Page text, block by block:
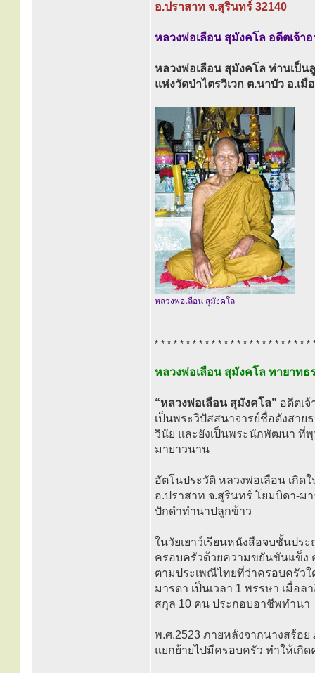
อ.ปราสาท จ.สุรินทร์ 32140
หลวงพ่อเลือน สุมังคโล อดีตเจ้า
หลวงพ่อเลือน สุมังคโล ท่านเป็
แห่งวัดป่าไตรวิเวก ต.นาบัว อ.เมื
หลวงพ่อเลือน สุมังคโล
* * * * * * * * * * * * * * * * * * * * * * * * *
หลวงพ่อเลือน สุมังคโล ทายาทธ
“หลวงพ่อเลือน สุมังคโล” อดีตเ
เป็นพระวิปัสสนาจารย์ชื่อดังสาย
วินัย และยังเป็นพระนักพัฒนา ที่
มายาวนาน
อัตโนประวัติ หลวงพ่อเลือน เกิด
อ.ปราสาท จ.สุรินทร์ โยมบิดา-ม
ปักดำทำนาปลูกข้าว
ในวัยเยาว์เรียนหนังสือจบชั้นปร
ครอบครัวด้วยความขยันขันแข็ง
ตามประเพณีไทยที่ว่าครอบครัว
มารดา เป็นเวลา 1 พรรษา เมื่อ
สกุล 10 คน ประกอบอาชีพทำนา
พ.ศ.2523 ภายหลังจากนางสร้อ
แยกย้ายไปมีครอบครัว ทำให้เกิ